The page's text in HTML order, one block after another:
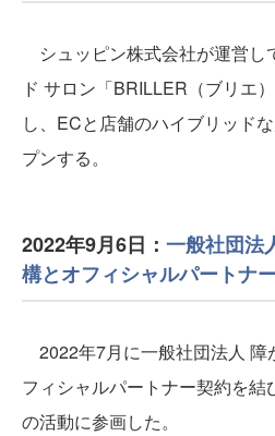
シュッピン株式会社が運営し
ド サロン「BRILLER（ブリエ
し、ECと店舗のハイブリッド
プンする。
2022年9月6日： 一般社団法
構とオフィシャルパートナ
2022年7月に一般社団法人 障
フィシャルパートナー契約を結
の活動に参画した。